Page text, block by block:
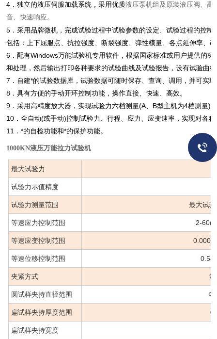
4．独立的液压伺服加载系统，采用优质液压泵机组及原装液压阀、高
音、快速响应。
5．采用品牌微机，完成试验过程中试验参数的设定、试验过程的控
包括：上下屈服点、抗拉强度、断裂强度、弹性模量、各点延伸率、
6．配有Windows万能试验机专用软件，根据国家标准或用户提供的
和处理，然后输出打印各种要求的试验曲线及试验报告，设有试验曲
7．自建*的试验数据库，试验数据可随时保存、查询、调用，并可实
8．具有方便的手动开环控制功能，操作直接、快速、高效。
9．采用高精度放大器，实现试验力六档测量(A、B型主机为4档测量)
10．全自动(或手动)控制试验力、行程、应力、应变速率，实现对各
11．*的自检功能和*的保护功能。
1000KN液压万能拉力试验机
最大试验力
试验力示值精度
试验力测量范围 最大试
等速应力控制范围 2-
等速应变控制范围
等速位移控制范围 0.5-
夹紧方式
圆试样夹持直径范围
扁试样夹持厚度范围
扁试样夹持宽度